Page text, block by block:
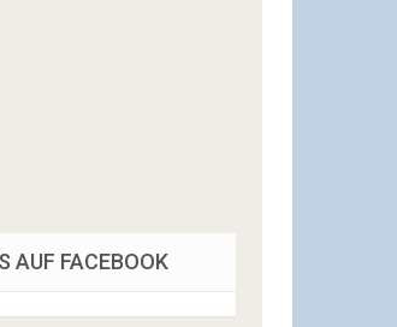
AUF FACEBOOK